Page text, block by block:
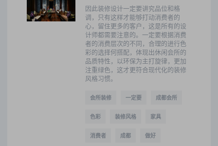
因此装修设计一定要讲究品位和格
调，只有这样才能够打动消费者的
心，留住更多的客户，这是所有的设
计师都需要注意的。一定要根据消费
者的消费层次的不同，合理的进行色
彩的选择何搭配，体现出休闲会所的
品质特性，以环保为主打旋律，更加
注重绿色，这才更符合现代化的装修
风格习惯。
会所装修 一定要 成都会所
色彩 装修风格 家具
消费者 成都 做好